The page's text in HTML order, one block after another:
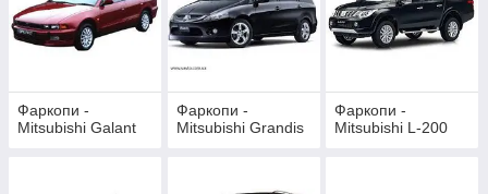
Фаркопи -
Mitsubishi Galant
Фаркопи -
Mitsubishi Grandis
Фаркопи -
Mitsubishi L-200